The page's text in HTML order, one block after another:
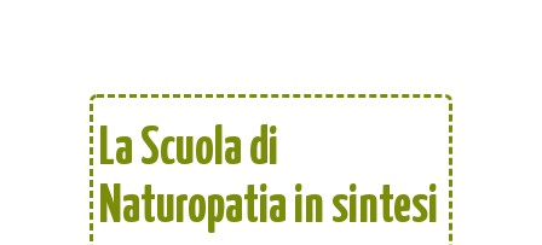
La Scuola di
Naturopatia in sintesi